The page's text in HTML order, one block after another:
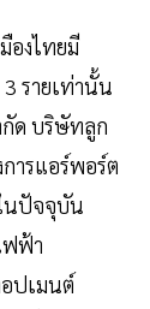
องไทยมี
รายเท่านั้น
ด บริษัทลูก
ารแอร์พอร์ต
นปัจจุบัน
ฟฟ้า
ปเมนต์